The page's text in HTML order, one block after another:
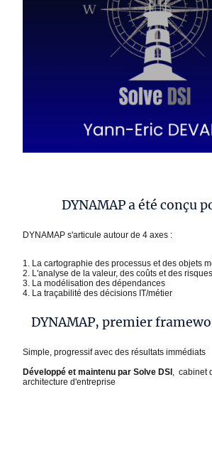
DYNAMAP a été conçu
DYNAMAP s'articule autour de 4 axes :
1. La cartographie des processus et des objets
2. L'analyse de la valeur, des coûts et des risques
3. La modélisation des dépendances
4. La traçabilité des décisions IT/métier
DYNAMAP, premier
Simple, progressif avec des résultats immédiats
Développé et maintenu par Solve DSI , cabinet
architecture d'entreprise